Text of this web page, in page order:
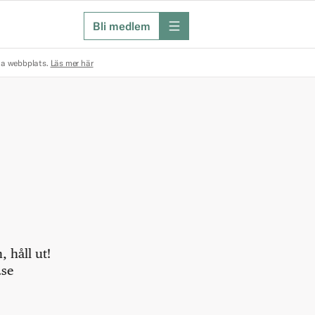
Bli medlem meny
webbplats. Läs mer här
håll ut!